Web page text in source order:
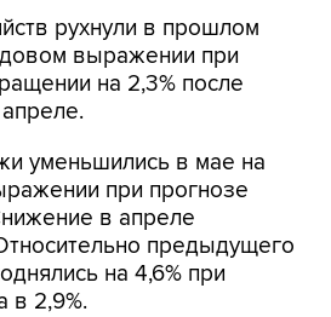
рухнули в прошлом
выражении при
на 2,3% после
уменьшились в мае на
при прогнозе
в апреле
предыдущего
на 4,6% при
в 2,9%.